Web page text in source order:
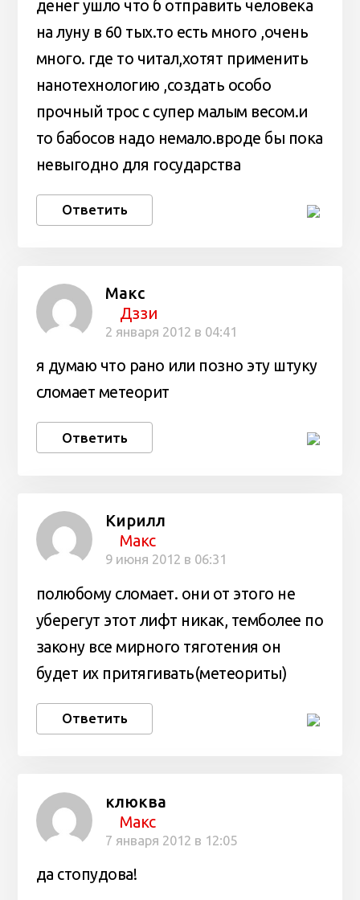
денег ушло что б отправить человека
на луну в 60 тых.то есть много ,очень
много. где то читал,хотят применить
нанотехнологию ,создать особо
прочный трос с супер малым весом.и
то бабосов надо немало.вроде бы пока
невыгодно для государства
Ответить
Макс
Дззи
2 января 2012 в 04:41
я думаю что рано или позно эту штуку
сломает метеорит
Ответить
Кирилл
Макс
9 июня 2012 в 06:31
полюбому сломает. они от этого не
уберегут этот лифт никак, темболее по
закону все мирного тяготения он
будет их притягивать(метеориты)
Ответить
клюква
Макс
7 января 2012 в 12:05
да стопудова!